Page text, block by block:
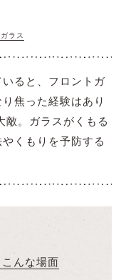
ラス
ると、フロントガ
焦った経験はあり
敵。ガラスがくもる
くもりを予防する
んな場面